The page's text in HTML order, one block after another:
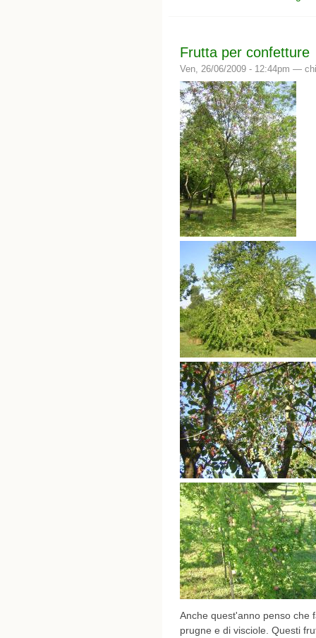
Frutta per confetture
Ven, 26/06/2009 - 12:44pm —
Anche quest'anno penso che
prugne e di visciole. Questi